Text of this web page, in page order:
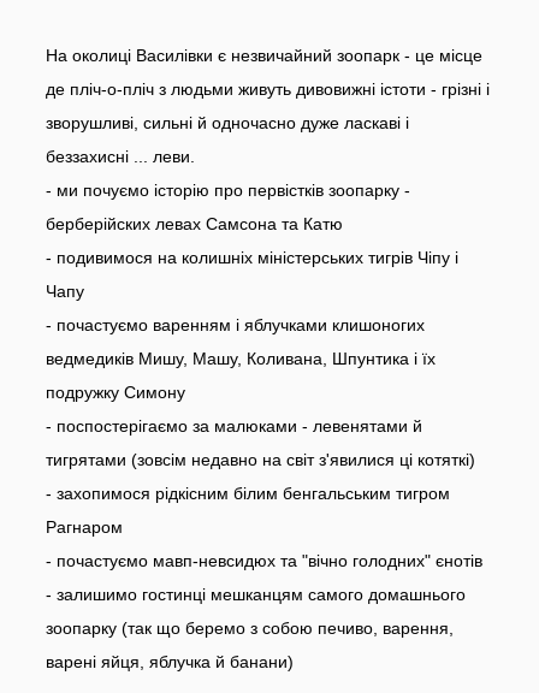
На околиці Василівки є незвичайний зоопарк - це місце
де пліч-о-пліч з людьми живуть дивовижні істоти - грізні і
зворушливі, сильні й одночасно дуже ласкаві і
беззахисні ... леви.
- ми почуємо історію про первістків зоопарку -
берберійских левах Самсона та Катю
- подивимося на колишніх міністерських тигрів Чіпу і
Чапу
- почастуємо варенням і яблучками клишоногих
ведмедиків Мишу, Машу, Коливана, Шпунтика і їх
подружку Симону
- поспостерігаємо за малюками - левенятами й
тигрятами (зовсім недавно на світ з'явилися ці котяткі)
- захопимося рідкісним білим бенгальським тигром
Рагнаром
- почастуємо мавп-невсидюх та "вічно голодних" єнотів
- залишимо гостинці мешканцям самого домашнього
зоопарку (так що беремо з собою печиво, варення,
варені яйця, яблучка й банани)